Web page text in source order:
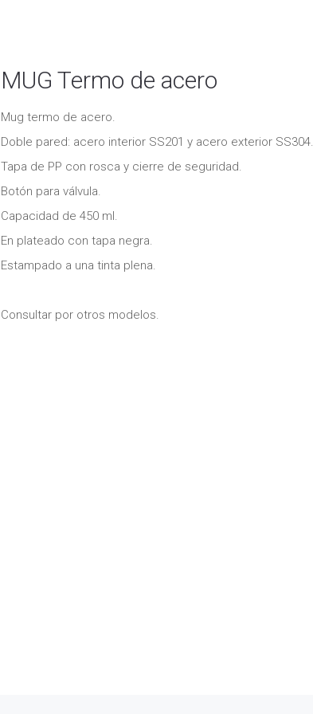
MUG Termo de acero
Mug termo de acero.
Doble pared: acero interior SS201 y acero exterior SS304.
Tapa de PP con rosca y cierre de seguridad.
Botón para válvula.
Capacidad de 450 ml.
En plateado con tapa negra.
Estampado a una tinta plena.
Consultar por otros modelos.